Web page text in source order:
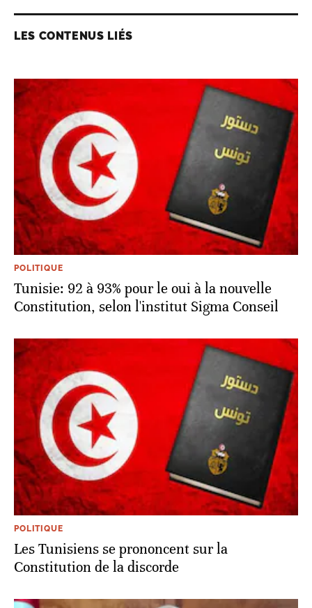
LES CONTENUS LIÉS
POLITIQUE
Tunisie: 92 à 93% pour le oui à la nouvelle
Constitution, selon l'institut Sigma Conseil
POLITIQUE
Les Tunisiens se prononcent sur la
Constitution de la discorde